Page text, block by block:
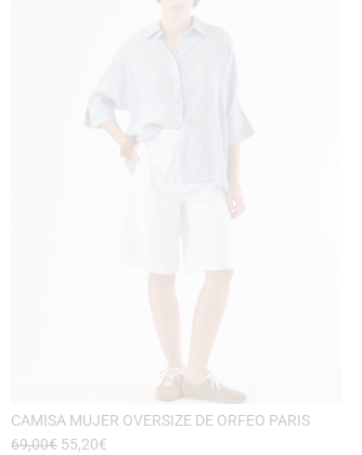
CAMISA MUJER OVERSIZE DE ORFEO PARIS
69,00€ 55,20€